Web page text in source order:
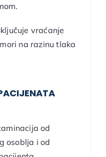
vraćanje
na razinu tlaka
od
osoblja i od